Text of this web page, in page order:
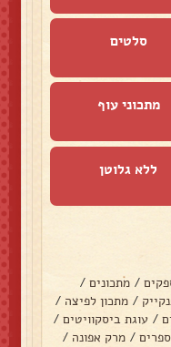
סלטים
מתכוני עוף
ללא גלוטן
/ מתכונים /
/ מתכון לפיצה /
/ עוגת ביסקוויטים /
/ מרק אפונה /